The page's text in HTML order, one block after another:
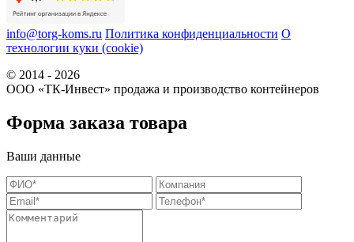
info@torg-koms.ru Политика конфиденциальности О
технологии куки (cookie)
© 2014 - 2026
ООО «ТК-Инвест» продажа и производство контейнеров
Форма заказа товара
Ваши данные